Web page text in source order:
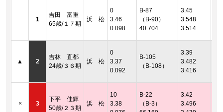
1
吉田 富重
65歳/１７期
浜 松
0
3.46
0.098
B-87
（B-90）
40.704
3.45
3.548
3.514
▲ 2
吉林 直都
24歳/３６期
浜 松
0
3.37
0.092
B-105
（B-108）
3.39
3.482
3.416
× 3
下平 佳輝
50歳/２３期
浜 松
10
3.38
B-22
（B-3）
3.42
3.496